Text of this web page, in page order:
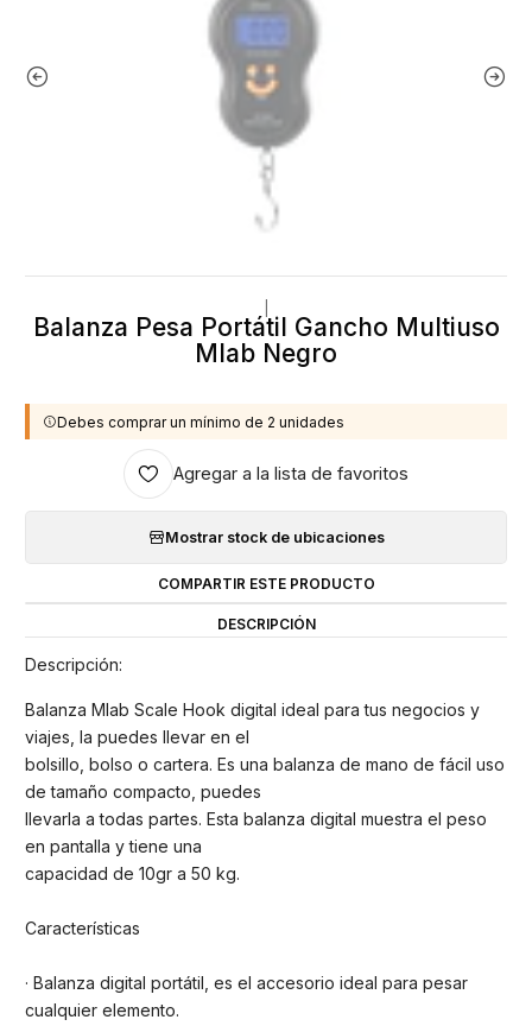
Balanza Pesa Portátil Gancho Multiuso
Mlab Negro
Debes comprar un mínimo de 2 unidades
Agregar a la lista de favoritos
Mostrar stock de ubicaciones
COMPARTIR ESTE PRODUCTO
DESCRIPCIÓN
Descripción:
Balanza Mlab Scale Hook digital ideal para tus negocios y
viajes, la puedes llevar en el
bolsillo, bolso o cartera. Es una balanza de mano de fácil uso
de tamaño compacto, puedes
llevarla a todas partes. Esta balanza digital muestra el peso
en pantalla y tiene una
capacidad de 10gr a 50 kg.
Características
· Balanza digital portátil, es el accesorio ideal para pesar
cualquier elemento.